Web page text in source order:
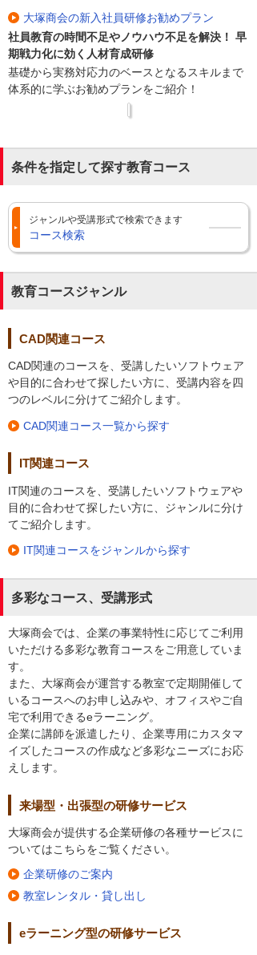
大塚商会の新入社員研修お勧めプラン
社員教育の時間不足やノウハウ不足を解決！ 早
期戦力化に効く人材育成研修
基礎から実務対応力のベースとなるスキルまで
体系的に学ぶお勧めプランをご紹介！
条件を指定して探す教育コース
ジャンルや受講形式で検索できます
コース検索
教育コースジャンル
CAD関連コース
CAD関連のコースを、受講したいソフトウェア
や目的に合わせて探したい方に、受講内容を四
つのレベルに分けてご紹介します。
CAD関連コース一覧から探す
IT関連コース
IT関連のコースを、受講したいソフトウェアや
目的に合わせて探したい方に、ジャンルに分け
てご紹介します。
IT関連コースをジャンルから探す
多彩なコース、受講形式
大塚商会では、企業の事業特性に応じてご利用
いただける多彩な教育コースをご用意していま
す。
また、大塚商会が運営する教室で定期開催して
いるコースへのお申し込みや、オフィスやご自
宅で利用できるeラーニング。
企業に講師を派遣したり、企業専用にカスタマ
イズしたコースの作成など多彩なニーズにお応
えします。
来場型・出張型の研修サービス
大塚商会が提供する企業研修の各種サービスに
ついてはこちらをご覧ください。
企業研修のご案内
教室レンタル・貸し出し
eラーニング型の研修サービス